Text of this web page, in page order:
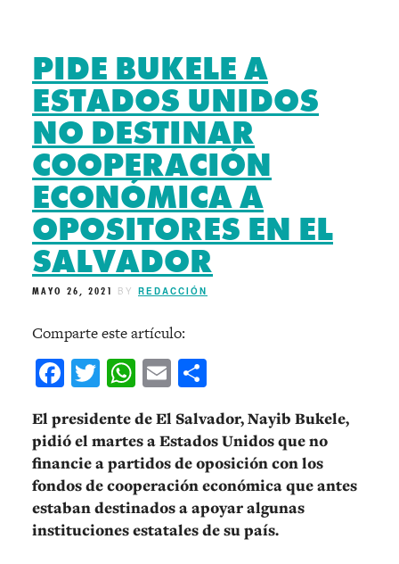
PIDE BUKELE A
ESTADOS UNIDOS
NO DESTINAR
COOPERACIÓN
ECONÓMICA A
OPOSITORES EN EL
SALVADOR
MAYO 26, 2021 BY REDACCIÓN
Comparte este artículo:
Facebook
Twitter
WhatsApp
Email
El presidente de El Salvador, Nayib Bukele,
pidió el martes a Estados Unidos que no
financie a partidos de oposición con los
fondos de cooperación económica que antes
estaban destinados a apoyar algunas
instituciones estatales de su país.